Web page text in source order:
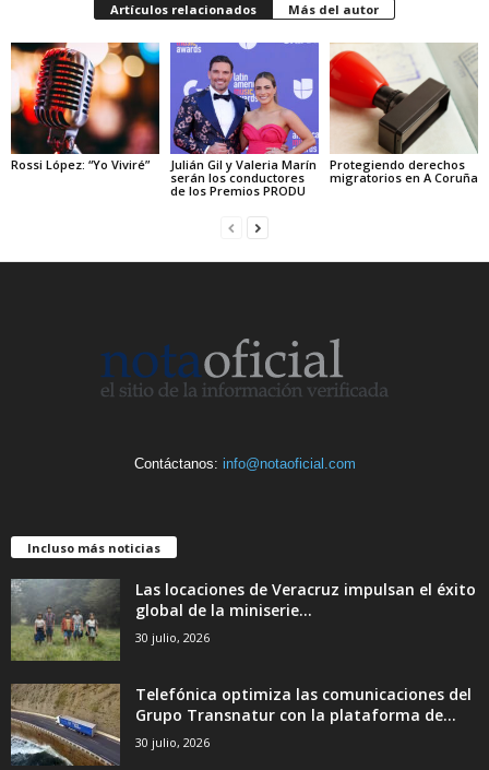
Artículos relacionados Más del autor
Rossi López: “Yo Viviré”
Julián Gil y Valeria Marín
serán los conductores
de los Premios PRODU
Protegiendo derechos
migratorios en A Coruña
Contáctanos: info@notaoficial.com
Incluso más noticias
Las locaciones de Veracruz impulsan el éxito
global de la miniserie...
30 julio, 2026
Telefónica optimiza las comunicaciones del
Grupo Transnatur con la plataforma de...
30 julio, 2026